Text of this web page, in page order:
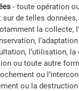
- toute opération
sur de telles
la collecte,
l’utilisation,
ou toute autre
ou
ou la destruction